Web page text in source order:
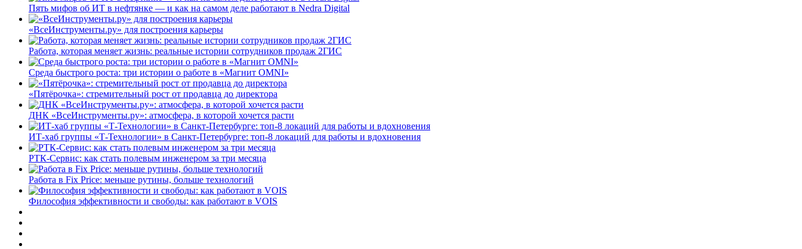
Пять мифов об ИТ в нефтянке — и как на самом деле работают в Nedra Digital
«ВсеИнструменты.ру» для построения карьеры
Работа, которая меняет жизнь: реальные истории сотрудников продаж 2ГИС
Среда быстрого роста: три истории о работе в «Магнит OMNI»
«Пятёрочка»: стремительный рост от продавца до директора
ДНК «ВсеИнструменты.ру»: атмосфера, в которой хочется расти
ИТ-хаб группы «Т-Технологии» в Санкт-Петербурге: топ-8 локаций для работы и вдохновения
РТК-Сервис: как стать полевым инженером за три месяца
Работа в Fix Price: меньше рутины, больше технологий
Философия эффективности и свободы: как работают в VOIS